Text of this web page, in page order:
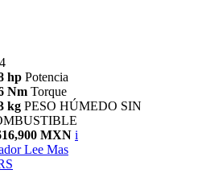
hp Potencia
Nm Torque
kg PESO HÚMEDO SIN
MXN i
Lee Mas